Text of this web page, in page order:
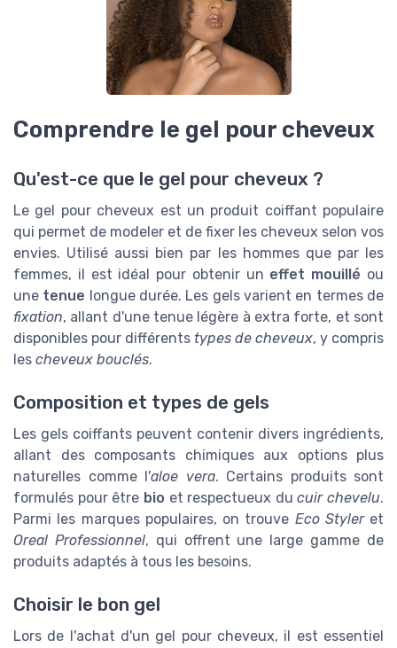
Comprendre le gel pour cheveux
Qu'est-ce que le gel pour cheveux ?
Le gel pour cheveux est un produit coiffant populaire
qui permet de modeler et de fixer les cheveux selon vos
envies. Utilisé aussi bien par les hommes que par les
femmes, il est idéal pour obtenir un effet mouillé ou
une tenue longue durée. Les gels varient en termes de
fixation, allant d'une tenue légère à extra forte, et sont
disponibles pour différents types de cheveux, y compris
les cheveux bouclés.
Composition et types de gels
Les gels coiffants peuvent contenir divers ingrédients,
allant des composants chimiques aux options plus
naturelles comme l'aloe vera. Certains produits sont
formulés pour être bio et respectueux ducuir chevelu.
Parmi les marques populaires, on trouve Eco Styleret
Oreal Professionnel, qui offrent une large gamme de
produits adaptés à tous les besoins.
Choisir le bon gel
Lors de l'achat d'un gel pour cheveux, il est essentiel